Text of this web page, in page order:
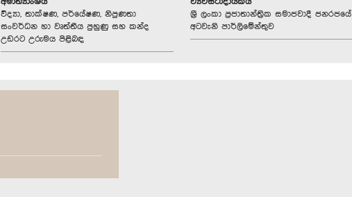
විද්‍යා, තාක්ෂණ, පර්යේෂණ, නිපුණතා
සංවර්ධන හා වෘත්තීය පුහුණු සහ කන්ද
උඩරට උරුමය පිළිබඳ
ශ්‍රී ලංකා ප්‍රජාතාන්ත්‍රික සමාජවාදී ජනරජයේ
අටවැනි පාර්ලිමේන්තුව